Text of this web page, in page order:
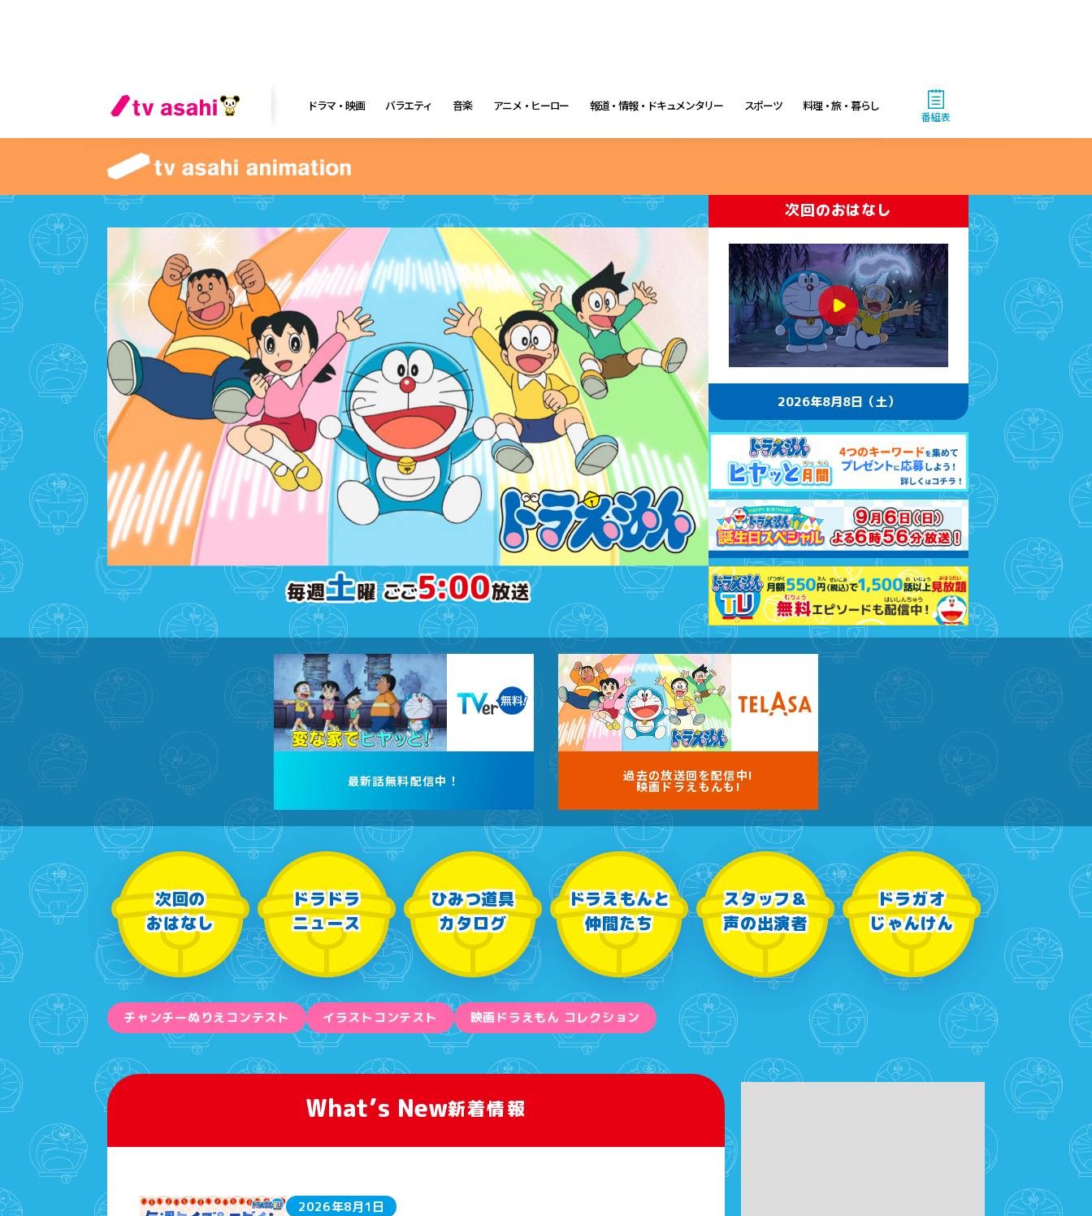
ドラマ・映画 バラエティ 音楽 アニメ・ヒーロー 報道・情報・ドキュメンタリー スポーツ 料理・旅・暮らし
番組表
次回のおはなし
2026年8月8日（土）
最新話無料配信中！ 過去の放送回を配信中!
映画ドラえもんも!
次回の
おはなし
ドラドラ
ニュース
ひみつ道具
カタログ
ドラえもんと
仲間たち
スタッフ＆
声の出演者
ドラガオ
じゃんけん
チャンチーぬりえコンテスト イラストコンテスト 映画ドラえもん コレクション
What’s New新着情報
2026年8月1日
羽鳥慎一モーニングショー
有働由美子の健康案内人! 夏
こそ気をつけたい腰痛!ぎっく
り腰の予防&対策
午前 10:10
じゅん散歩
午前 10:40
大下容子ワイド!スクランブル
午後 1:00
徹子の部屋 高橋文哉
午後 1:30
DAIGOも台所 ～きょうの献
立 何にする?～ 今日はハム
の日!ごちそうに変身
午後 1:45
ANNニュース
大空港～GATE24～ #2
2:53
科捜研の女11 #10
午後
相棒20 #5
午後 4:48
スーパーJチャンネル 井澤健
太朗と森山みなみが<ニュース
のハテナ>を深掘り
よる 7:00
相葉ヒロミのお困りですカ
ー? 2時間SP